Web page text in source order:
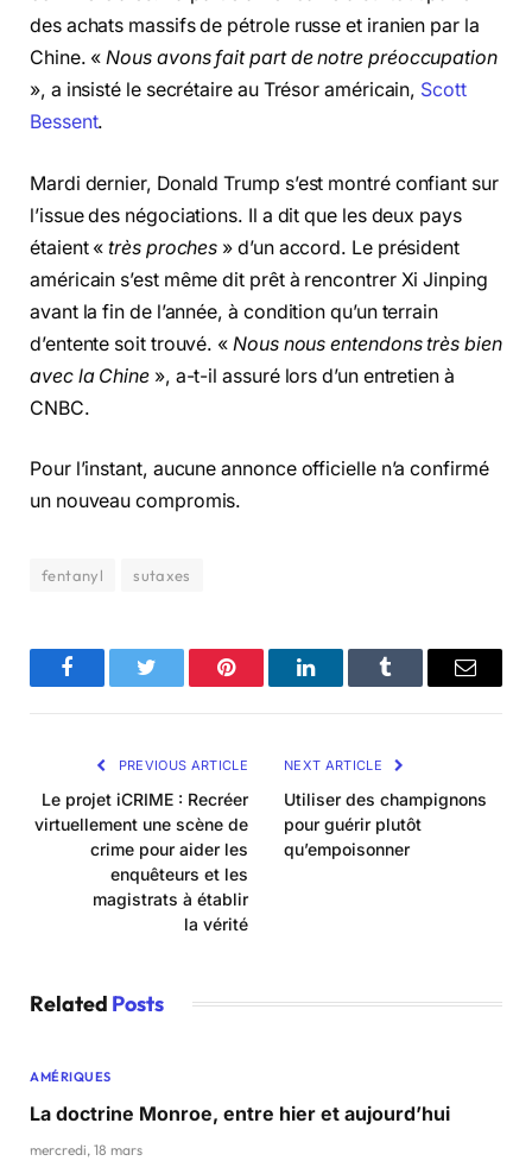
des achats massifs de pétrole russe et iranien par la
Chine. « Nous avons fait part de notre préoccupation
», a insisté le secrétaire au Trésor américain, Scott
Bessent.
Mardi dernier, Donald Trump s’est montré confiant sur
l’issue des négociations. Il a dit que les deux pays
étaient «très proches » d’un accord. Le président
américain s’est même dit prêt à rencontrer Xi Jinping
avant la fin de l’année, à condition qu’un terrain
d’entente soit trouvé. « Nous nous entendons très bien
avec la Chine », a-t-il assuré lors d’un entretien à
CNBC.
Pour l’instant, aucune annonce officielle n’a confirmé
un nouveau compromis.
fentanyl sutaxes
FacebookTwitter Pinterest LinkedInTumblr Email
PREVIOUS ARTICLE
Le projet iCRIME : Recréer
virtuellement une scène de
crime pour aider les
enquêteurs et les
magistrats à établir
la vérité
NEXT ARTICLE
Utiliser des champignons
pour guérir plutôt
qu’empoisonner
Related Posts
AMÉRIQUES
La doctrine Monroe, entre hier et aujourd’hui
mercredi, 18 mars